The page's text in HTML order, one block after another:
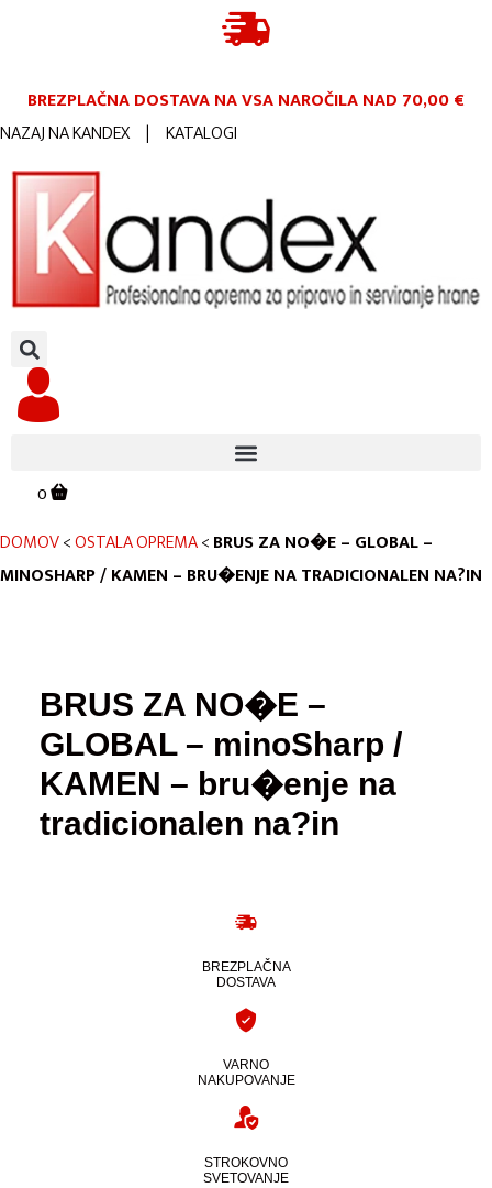
BREZPLAČNA DOSTAVA NA VSA NAROČILANAD 70,00 €
NAZAJ NA KANDEX | KATALOGI
0
DOMOV<OSTALA OPREMA<BRUS ZA NO�E – GLOBAL –
MINOSHARP / KAMEN – BRU�ENJE NA TRADICIONALEN NA?IN
BRUS ZA NO�E –
GLOBAL – minoSharp /
KAMEN – bru�enje na
tradicionalen na?in
BREZPLAČNA
DOSTAVA
VARNO
NAKUPOVANJE
STROKOVNO
SVETOVANJE